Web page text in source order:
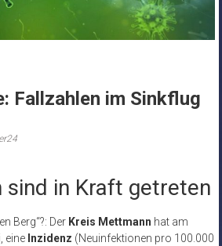
Fallzahlen im Sinkflug
sind in Kraft getreten
Berg“?: Der Kreis Mettmann hat am
eine Inzidenz (Neuinfektionen pro 100.000